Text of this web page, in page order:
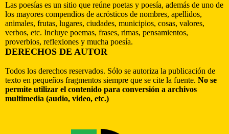
Las poesías es un sitio que reúne poetas y poesía, además de uno de
los mayores compendios de acrósticos de nombres, apellidos,
animales, frutas, lugares, ciudades, municipios, cosas, valores,
verbos, etc. Incluye poemas, frases, rimas, pensamientos,
proverbios, reflexiones y mucha poesía.
DERECHOS DE AUTOR
Todos los derechos reservados. Sólo se autoriza la publicación de
texto en pequeños fragmentos siempre que se cite la fuente. No se
permite utilizar el contenido para conversión a archivos
multimedia (audio, video, etc.)